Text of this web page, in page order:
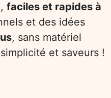
faciles et rapides à
et des idées
, sans matériel
et saveurs !